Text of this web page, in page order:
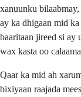
xanuunku
ay ka dhigaan mid
baaritaan jireed si ay
wax kasta oo
Qaar ka mid ah
bixiyaan raajada